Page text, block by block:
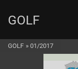
GOLF
GOLF » 01/2017